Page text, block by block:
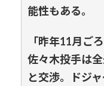
能性もある。
「昨年11月ご
佐々木投手は
と交渉。ドジ